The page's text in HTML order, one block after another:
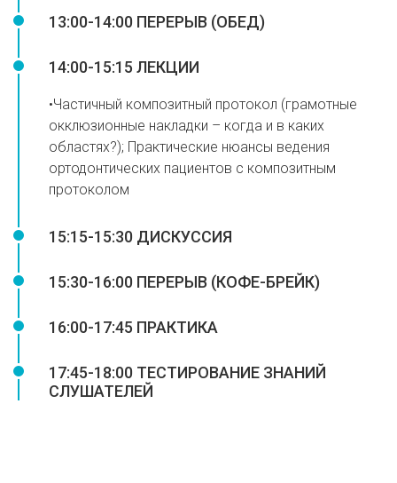
13:00-14:00 ПЕРЕРЫВ (ОБЕД)
14:00-15:15 ЛЕКЦИИ
•Частичный композитный протокол (грамотные
окклюзионные накладки – когда и в каких
областях?); Практические нюансы ведения
ортодонтических пациентов с композитным
протоколом
15:15-15:30 ДИСКУССИЯ
15:30-16:00 ПЕРЕРЫВ (КОФЕ-БРЕЙК)
16:00-17:45 ПРАКТИКА
17:45-18:00 ТЕСТИРОВАНИЕ ЗНАНИЙ
СЛУШАТЕЛЕЙ